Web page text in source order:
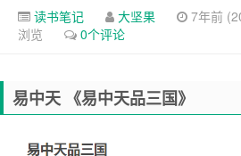
读书笔记 大坚果 7年前
浏览
0个评论
易中天 《易中天品三国》